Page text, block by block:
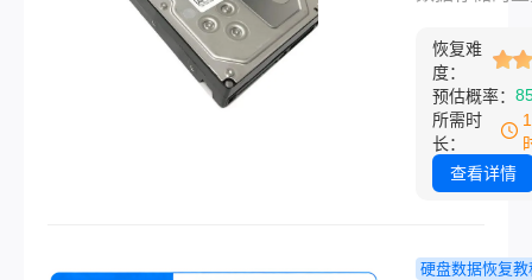
数据的安全
整性。
难免会遇到
取的问题。
动硬盘无法
么修复呢？
介绍几种常
读取的困扰。
恢复难
度：
预估概率：
所需时
长：
查看详情
硬盘数据恢复教